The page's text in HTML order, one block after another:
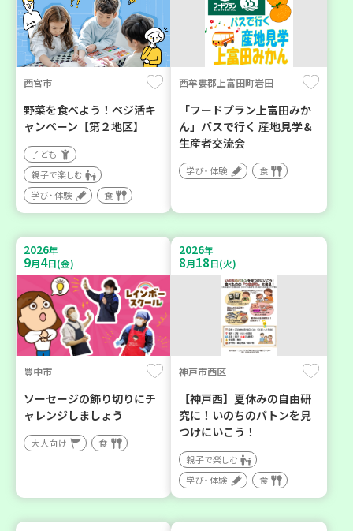
西宮市
野菜を食べよう！ベジ活キ
ャンペーン【第２地区】
子ども
親子で楽しむ
学び・体験
食
西牟婁郡上富田町岩田
「フードプラン上富田みか
ん」バスで行く 産地見学＆
生産者交流会
学び・体験 食
2026年
9月4日(金)
豊中市
ソーセージの飾り切りにチ
ャレンジしましょう
大人向け 食
2026年
8月18日(火)
神戸市西区
【神戸西】夏休みの自由研
究に！いのちのバトンを見
つけにいこう！
親子で楽しむ
学び・体験
食